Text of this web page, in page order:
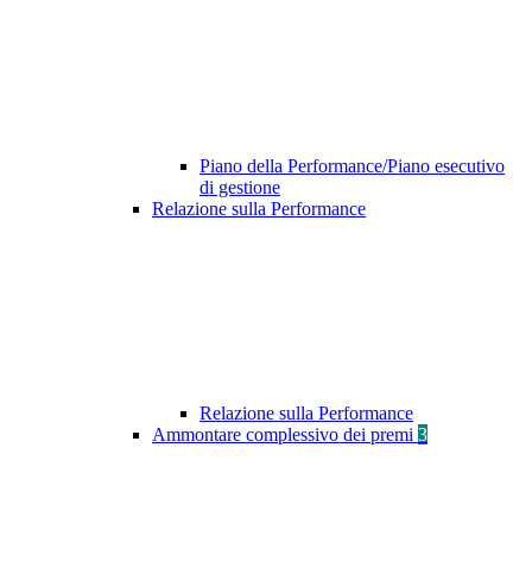
Piano della Performance/Piano esecutivo
di gestione
Relazione sulla Performance
Relazione sulla Performance
Ammontare complessivo dei premi 3